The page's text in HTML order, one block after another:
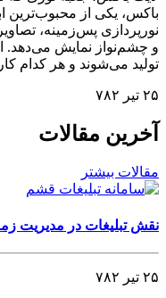
باکس، یکی از محبوب‌ترین
نورپردازی پس‌زمینه،
و چشم‌نواز نمایش می‌دهد.
تولید می‌شوند و هر کدام
۲۵ تیر ۷۸۲
آخرین مقالات
مقالات بیشتر
نقش تبلیغات در مدیریت
۲۵ تیر ۷۸۲